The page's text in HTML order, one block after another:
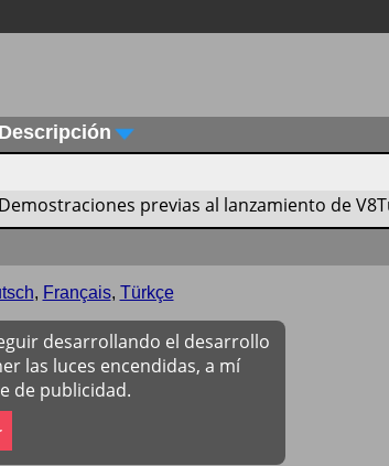
Descripción
Demostraciones previas al lanzamiento de
, Français, Türkçe
desarrollando el desarrollo
las luces encendidas, a mí
de publicidad.